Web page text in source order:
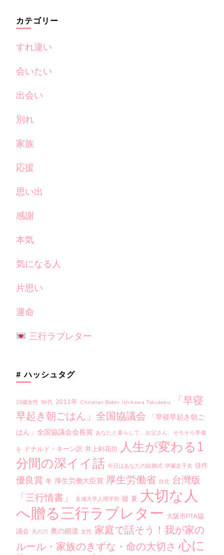
カテゴリー
すれ違い
会いたい
出会い
別れ
家族
応援
思い出
感謝
本気
気になる人
片思い
運命
三行ラブレター
# ハッシュタグ
25歳女性 50代 2011年 Christian Bobin Ishikawa Takuboku
「早寝
早起き朝ごはん」全国協議会
「早寝早起き朝ご
はん」全国協議会会長賞 あなたと暮らして… お父さん、そろそろ準備
を ドナルド・キーン訳 井上剣花坊 人生が変わる1
分間の深イイ話 今日はあなたの結婚式 伊藤左千夫 佳作
優良賞 冬 厚生労働大臣賞 厚生労働省 台北 台灣版
「三行情書」
名城大学人間学部 嘘 夏 大切な人
へ贈る三行ラブレター 大阪市PTA協
議会 天の川 奥の細道 女性 家庭で話そう！我が家の
ルール・家族のきずな・命の大切さ 心に